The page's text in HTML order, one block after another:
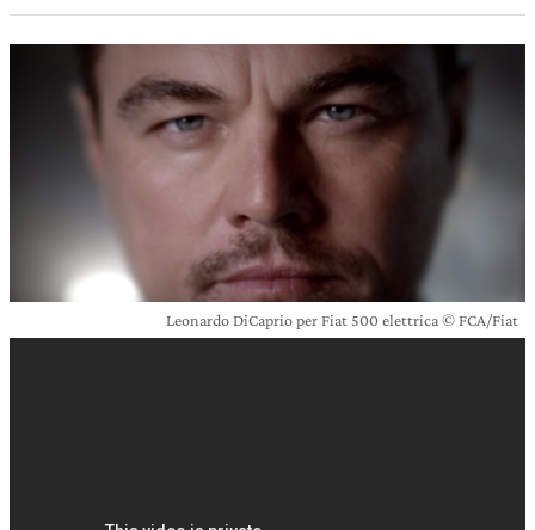
Leonardo DiCaprio per Fiat 500 elettrica © FCA/Fiat